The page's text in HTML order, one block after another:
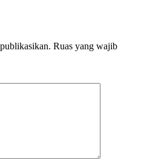
Ruas yang wajib